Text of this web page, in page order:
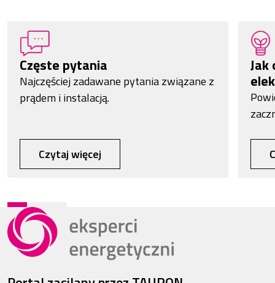
Częste pytania
Najczęściej zadawane pytania związane z
prądem i instalacją.
Czytaj więcej
Jak